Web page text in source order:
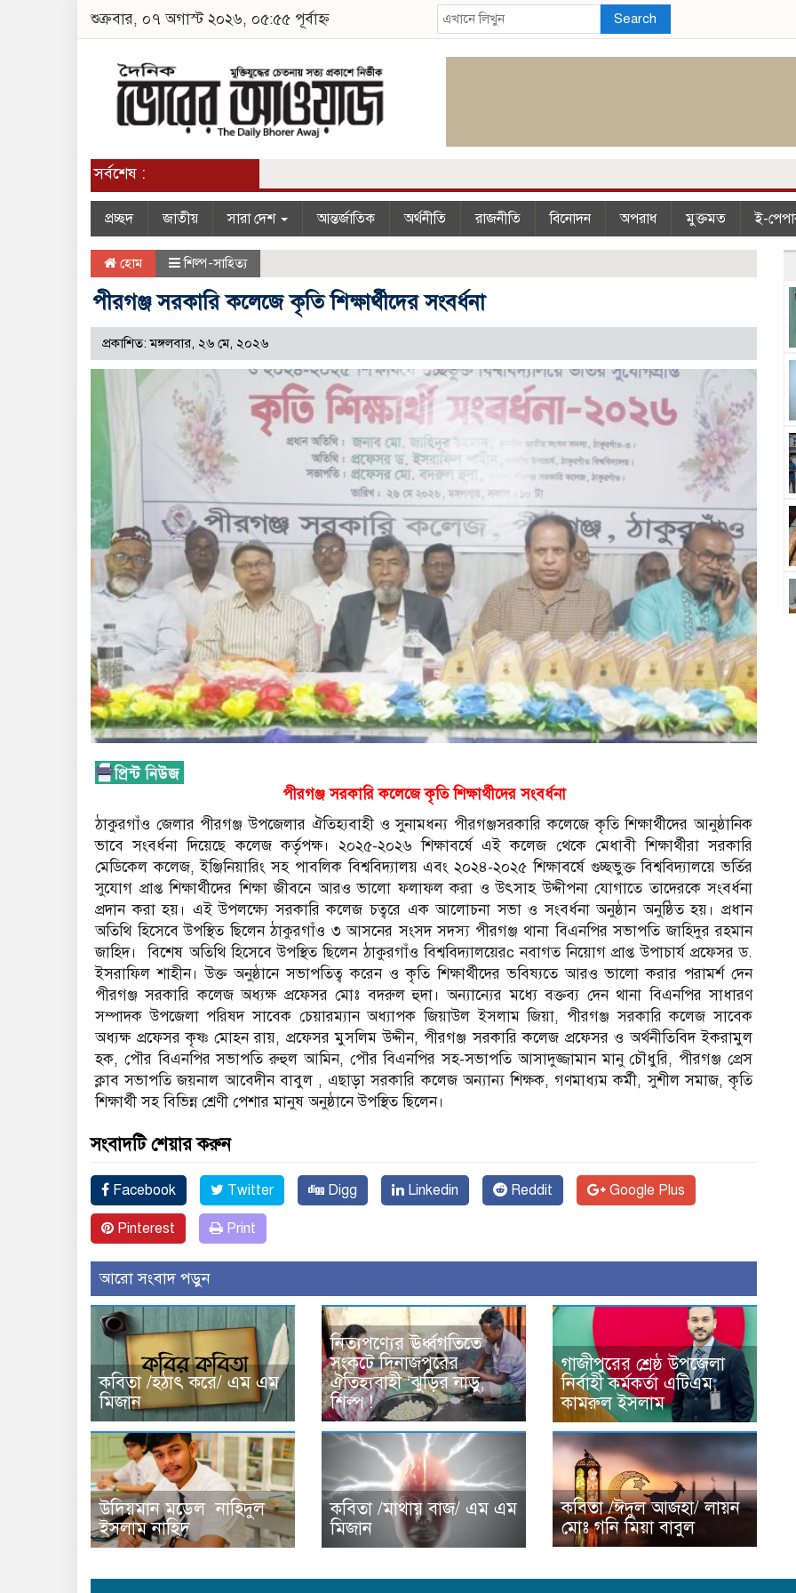
শুক্রবার, ০৭ অগাস্ট ২০২৬, ০৫:৫৫ পূর্বাহ্ন Search
সর্বশেষ :
প্রচ্ছদ জাতীয় সারা দেশ আন্তর্জাতিক অর্থনীতি রাজনীতি বিনোদন অপরাধ মুক্তমত ই-
হোম শিল্প-সাহিত্য
পীরগঞ্জ সরকারি কলেজে কৃতি শিক্ষার্থীদের সংবর্ধনা
প্রকাশিত: মঙ্গলবার, ২৬ মে, ২০২৬
পীরগঞ্জ সরকারি কলেজে কৃতি শিক্ষার্থীদের সংবর্ধনা
ঠাকুরগাঁও জেলার পীরগঞ্জ উপজেলার ঐতিহ্যবাহী ও সুনামধন্য পীরগঞ্জসরকারি কলেজে কৃতি শিক্ষার্থীদের আনুষ্ঠানিক
ভাবে সংবর্ধনা দিয়েছে কলেজ কর্তৃপক্ষ। ২০২৫-২০২৬ শিক্ষাবর্ষে এই কলেজ থেকে মেধাবী শিক্ষার্থীরা সরকারি
মেডিকেল কলেজ, ইঞ্জিনিয়ারিং সহ পাবলিক বিশ্ববিদ্যালয় এবং ২০২৪-২০২৫ শিক্ষাবর্ষে গুচ্ছভুক্ত বিশ্ববিদ্যালয়ে ভর্তির
সুযোগ প্রাপ্ত শিক্ষার্থীদের শিক্ষা জীবনে আরও ভালো ফলাফল করা ও উৎসাহ উদ্দীপনা যোগাতে তাদেরকে সংবর্ধনা
প্রদান করা হয়। এই উপলক্ষ্যে সরকারি কলেজ চত্বরে এক আলোচনা সভা ও সংবর্ধনা অনুষ্ঠান অনুষ্ঠিত হয়। প্রধান
অতিথি হিসেবে উপস্থিত ছিলেন ঠাকুরগাঁও ৩ আসনের সংসদ সদস্য পীরগঞ্জ থানা বিএনপির সভাপতি জাহিদুর রহমান
জাহিদ। বিশেষ অতিথি হিসেবে উপস্থিত ছিলেন ঠাকুরগাঁও বিশ্ববিদ্যালয়েরc নবাগত নিয়োগ প্রাপ্ত উপাচার্য প্রফেসর ড.
ইসরাফিল শাহীন। উক্ত অনুষ্ঠানে সভাপতিত্ব করেন ও কৃতি শিক্ষার্থীদের ভবিষ্যতে আরও ভালো করার পরামর্শ দেন
পীরগঞ্জ সরকারি কলেজ অধ্যক্ষ প্রফেসর মোঃ বদরুল হুদা। অন্যান্যের মধ্যে বক্তব্য দেন থানা বিএনপির সাধারণ
সম্পাদক উপজেলা পরিষদ সাবেক চেয়ারম্যান অধ্যাপক জিয়াউল ইসলাম জিয়া, পীরগঞ্জ সরকারি কলেজ সাবেক
অধ্যক্ষ প্রফেসর কৃষ্ণ মোহন রায়, প্রফেসর মুসলিম উদ্দীন, পীরগঞ্জ সরকারি কলেজ প্রফেসর ও অর্থনীতিবিদ ইকরামুল
হক, পৌর বিএনপির সভাপতি রুহুল আমিন, পৌর বিএনপির সহ-সভাপতি আসাদুজ্জামান মানু চৌধুরি, পীরগঞ্জ প্রেস
ক্লাব সভাপতি জয়নাল আবেদীন বাবুল , এছাড়া সরকারি কলেজ অন্যান্য শিক্ষক, গণমাধ্যম কর্মী, সুশীল সমাজ, কৃতি
শিক্ষার্থী সহ বিভিন্ন শ্রেণী পেশার মানুষ অনুষ্ঠানে উপস্থিত ছিলেন।
সংবাদটি শেয়ার করুন
Facebook Twitter Digg Linkedin Reddit Google Plus
Pinterest Print
আরো সংবাদ পড়ুন
কবিতা /হঠাৎ করে/ এম এম
মিজান
নিত্যপণ্যের ঊর্ধ্বগতিতে
সংকটে দিনাজপুরের
ঐতিহ্যবাহী ‘ঝুড়ির নাড়ু,
শিল্প !
গাজীপুরের শ্রেষ্ঠ উপজেলা
নির্বাহী কর্মকর্তা এটিএম
কামরুল ইসলাম
উদিয়মান মডেল নাহিদুল
ইসলাম নাহিদ
কবিতা /মাথায় বাজ/ এম এম
মিজান
কবিতা /ঈদুল আজহা/ লায়ন
মোঃ গনি মিয়া বাবুল